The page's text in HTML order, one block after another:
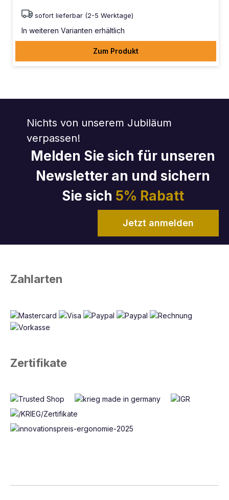
sofort lieferbar (2-5 Werktage)
In weiteren Varianten erhältlich
Zum Produkt
Nichts von unserem Jubiläum
verpassen!
Melden Sie sich für unseren
Newsletter an und sichern
Sie sich 5% Rabatt
Jetzt anmelden
Zahlarten
Zertifikate